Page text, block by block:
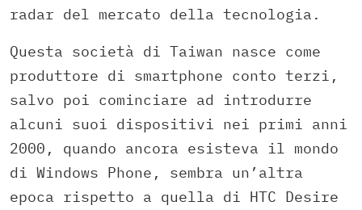
radar del mercato della tecnologia.
Questa società di Taiwan nasce come
produttore di smartphone conto terzi,
salvo poi cominciare ad introdurre
alcuni suoi dispositivi nei primi anni
2000, quando ancora esisteva il mondo
di Windows Phone, sembra un’altra
epoca rispetto a quella di HTC Desire